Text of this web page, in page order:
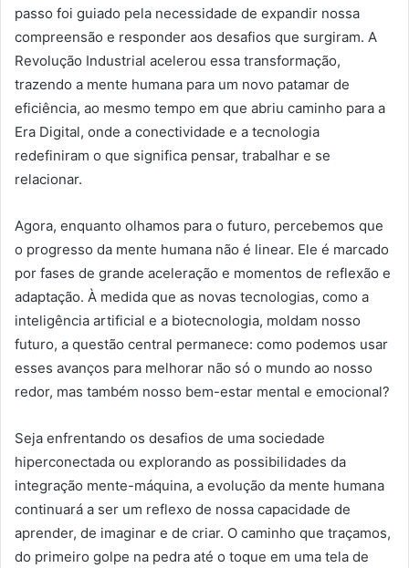
passo foi guiado pela necessidade de expandir nossa
compreensão e responder aos desafios que surgiram. A
Revolução Industrial acelerou essa transformação,
trazendo a mente humana para um novo patamar de
eficiência, ao mesmo tempo em que abriu caminho para a
Era Digital, onde a conectividade e a tecnologia
redefiniram o que significa pensar, trabalhar e se
relacionar.
Agora, enquanto olhamos para o futuro, percebemos que
o progresso da mente humana não é linear. Ele é marcado
por fases de grande aceleração e momentos de reflexão e
adaptação. À medida que as novas tecnologias, como a
inteligência artificial e a biotecnologia, moldam nosso
futuro, a questão central permanece: como podemos usar
esses avanços para melhorar não só o mundo ao nosso
redor, mas também nosso bem-estar mental e emocional?
Seja enfrentando os desafios de uma sociedade
hiperconectada ou explorando as possibilidades da
integração mente-máquina, a evolução da mente humana
continuará a ser um reflexo de nossa capacidade de
aprender, de imaginar e de criar. O caminho que traçamos,
do primeiro golpe na pedra até o toque em uma tela de